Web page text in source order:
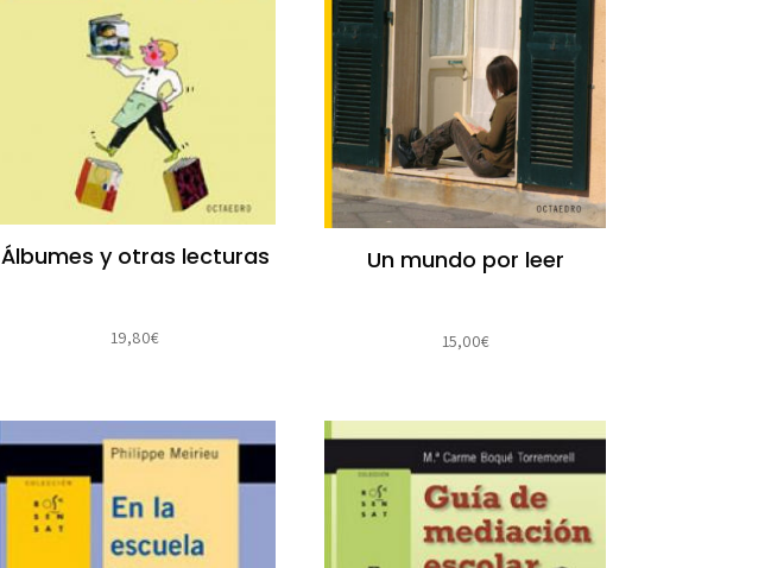
Álbumes y otras lecturas
19,80€
Un mundo por leer
15,00€